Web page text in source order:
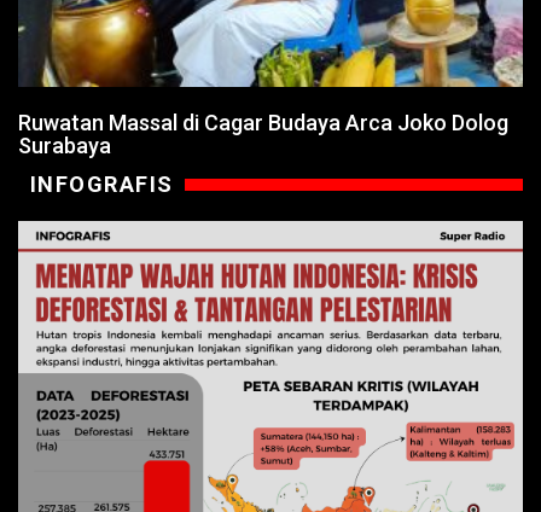
Ruwatan Massal di Cagar Budaya Arca Joko Dolog
Surabaya
INFOGRAFIS